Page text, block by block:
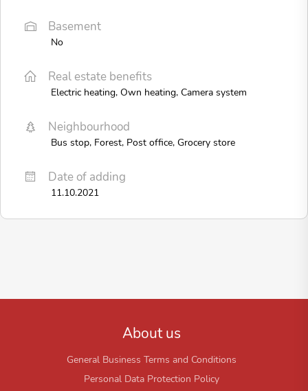
Basement
No
Real estate benefits
Electric heating, Own heating, Camera system
Neighbourhood
Bus stop, Forest, Post office, Grocery store
Date of adding
11.10.2021
About us
General Business Terms and Conditions
Personal Data Protection Policy